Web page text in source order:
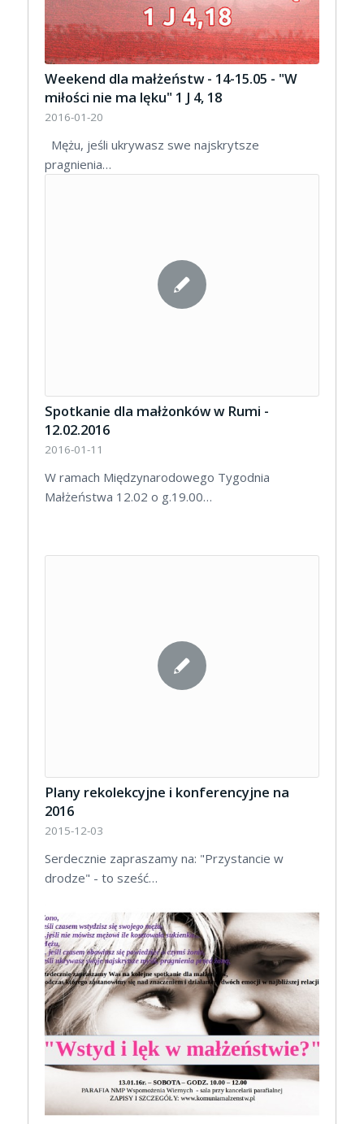
Weekend dla małżeństw - 14-15.05 - "W
miłości nie ma lęku" 1 J 4, 18
2016-01-20
Mężu, jeśli ukrywasz swe najskrytsze
pragnienia…
Spotkanie dla małżonków w Rumi -
12.02.2016
2016-01-11
W ramach Międzynarodowego Tygodnia
Małżeństwa 12.02 o g.19.00…
Plany rekolekcyjne i konferencyjne na
2016
2015-12-03
Serdecznie zapraszamy na: "Przystancie w
drodze" - to sześć…